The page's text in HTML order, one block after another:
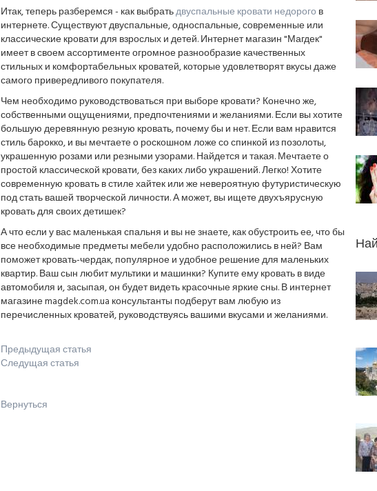
Итак, теперь разберемся - как выбратьдвуспальные кровати недорого в
интернете. Существуют двуспальные, односпальные, современные или
классические кровати для взрослых и детей. Интернет магазин "Магдек"
имеет в своем ассортименте огромное разнообразие качественных
стильных и комфортабельных кроватей, которые удовлетворят вкусы даже
самого привередливого покупателя.
Чем необходимо руководствоваться при выборе кровати? Конечно же,
собственными ощущениями, предпочтениями и желаниями. Если вы хотите
большую деревянную резную кровать, почему бы и нет. Если вам нравится
стиль барокко, и вы мечтаете о роскошном ложе со спинкой из позолоты,
украшенную розами или резными узорами. Найдется и такая. Мечтаете о
простой классической кровати, без каких либо украшений. Легко! Хотите
современную кровать в стиле хайтек или же невероятную футуристическую
под стать вашей творческой личности. А может, вы ищете двухъярусную
кровать для своих детишек?
А что если у вас маленькая спальня и вы не знаете, как обустроить ее, что бы
все необходимые предметы мебели удобно расположились в ней? Вам
поможет кровать-чердак, популярное и удобное решение для маленьких
квартир. Ваш сын любит мультики и машинки? Купите ему кровать в виде
автомобиля и, засыпая, он будет видеть красочные яркие сны. В интернет
магазине magdek.com.ua консультанты подберут вам любую из
перечисленных кроватей, руководствуясь вашими вкусами и желаниями.
Предыдущая статья
Следущая статья
Вернуться